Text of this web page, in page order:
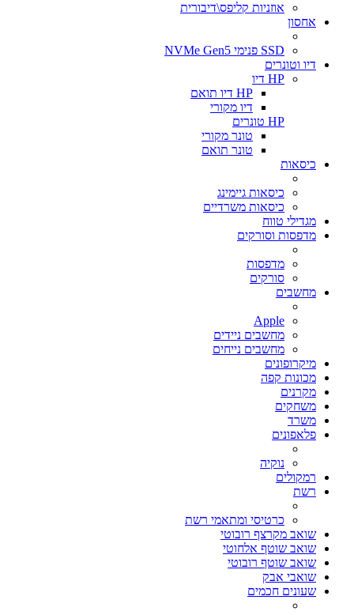
אוזניות קליפס\דיבורית
אחסון
SSD פנימי NVMe Gen5
דיו וטונרים
HP דיו
HP דיו תואם
דיו מקורי
HP טונרים
טונר מקורי
טונר תואם
כיסאות
כיסאות גיימינג
כיסאות משרדיים
מגדילי טווח
מדפסות וסורקים
מדפסות
סורקים
מחשבים
Apple
מחשבים ניידים
מחשבים נייחים
מיקרופונים
מכונות קפה
מקרנים
משחקים
משרד
פלאפונים
נוקיה
רמקולים
רשת
כרטיסי ומתאמי רשת
שואב מקרצף רובוטי
שואב שוטף אלחוטי
שואב שוטף רובוטי
שואבי אבק
שעונים חכמים